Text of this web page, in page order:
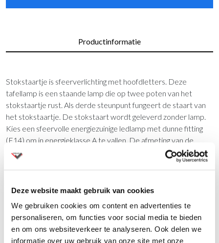
Deze website maakt gebruik van cookies
We gebruiken cookies om content en advertenties te
personaliseren, om functies voor social media te bieden
en om ons websiteverkeer te analyseren. Ook delen we
informatie over uw gebruik van onze site met onze
Productinformatie
Stokstaartje is sfeerverlichting met hoofdletters. Deze
tafellamp is een staande lamp die op twee poten van het
stokstaartje rust. Als derde steunpunt fungeert de staart van
het stokstaartje. De stokstaart wordt geleverd zonder lamp.
Kies een sfeervolle energiezuinige ledlamp met dunne fitting
(E14) om in energieklasse A te vallen. De afmeting van de
tafellamp is 10 x 15 x 38 cm. In het netsnoer zit een aan/ uit
schakelaar verwerkt. Het snoer heeft een lengte van 1,6
Specificaties:
• Materiaal: kunststof
• Kleur: zwart
• Energie klasse: nvt, afhankelijk van gebruikte verlichtingsbron